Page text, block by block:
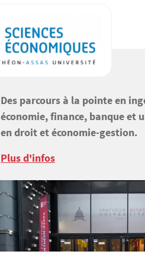
Des parcours à la pointe en
économie, finance, banque et
en droit et économie-gestion.
Plus d'infos